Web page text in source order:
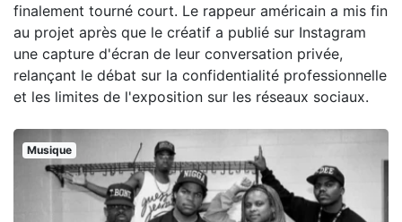
finalement tourné court. Le rappeur américain a mis fin
au projet après que le créatif a publié sur Instagram
une capture d'écran de leur conversation privée,
relançant le débat sur la confidentialité professionnelle
et les limites de l'exposition sur les réseaux sociaux.
Musique